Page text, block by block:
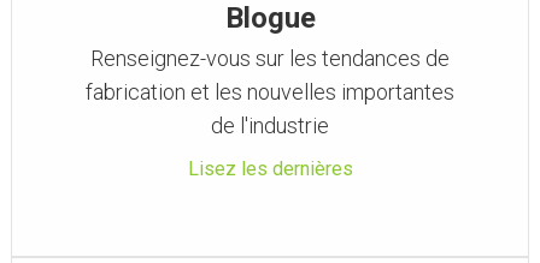
Blogue
Renseignez-vous sur les tendances de
fabrication et les nouvelles importantes
de l'industrie
Lisez les dernières